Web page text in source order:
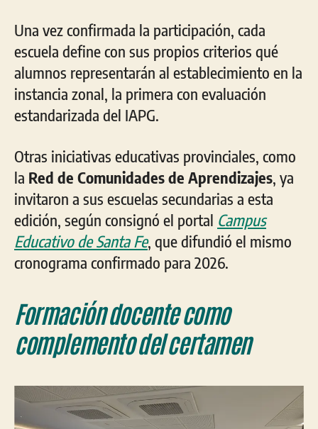
Una vez confirmada la participación, cada
escuela define con sus propios criterios qué
alumnos representarán al establecimiento en la
instancia zonal, la primera con evaluación
estandarizada del IAPG.
Otras iniciativas educativas provinciales, como
la Red de Comunidades de Aprendizajes, ya
invitaron a sus escuelas secundarias a esta
edición, según consignó el portal Campus
Educativo de Santa Fe, que difundió el mismo
cronograma confirmado para 2026.
Formación docente como
complemento del certamen